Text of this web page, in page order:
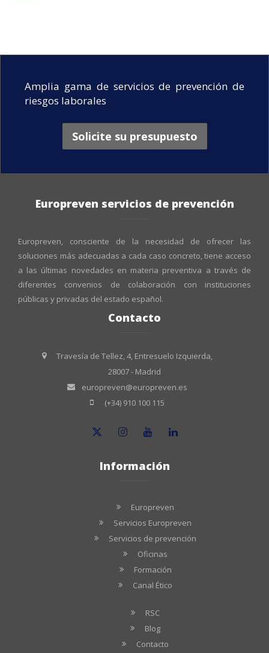
Amplia gama de servicios de prevención de
riesgos laborales
Solicite su presupuesto
Europreven servicios de prevención
Europreven, consciente de la necesidad de ofrecer las
soluciones más adecuadas a cada caso concreto, tiene acceso
a las últimas novedades en materia preventiva a través de
diferentes convenios de colaboración con instituciones
públicas y privadas del estado español.
Contacto
Travesía de Tellez, 4, Entresuelo Izquierda,
28007 - Madrid
europreven@europreven.es
(+34) 910 100 115
Información
Europreven
Servicios Europreven
Servicios de prevención
Oficinas
Formación
Canal Ético
RSC
Blog
Contacto